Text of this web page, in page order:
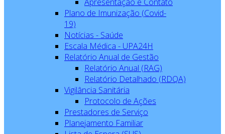
Plano de Imunização (Covid-
19)
Notícias - Saúde
Escala Médica - UPA24H
Relatório Anual de Gestão
Relatório Anual (RAG)
Relatório Detalhado (RDQA)
Vigilância Sanitária
Protocolo de Ações
Prestadores de Serviço
Planejamento Familiar